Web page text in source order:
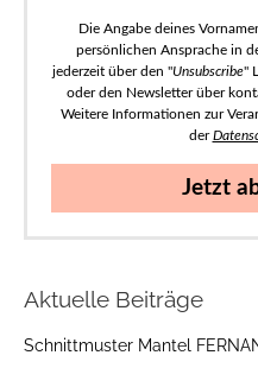
Die Angabe deines
persönlichen Ansprache in
jederzeit über den "Unsubscribe"
oder den Newsletter über
Weitere Informationen zur
der
Jetzt
Aktuelle Beiträge
Schnittmuster Mantel